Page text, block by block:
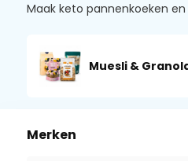
Maak keto pannenkoeken
Muesli &
Merken